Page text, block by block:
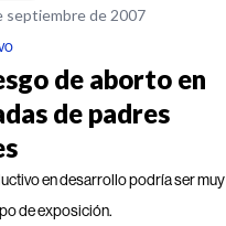
septiembre de 2007
de aborto en
de padres
en desarrollo podría ser muy
de exposición.